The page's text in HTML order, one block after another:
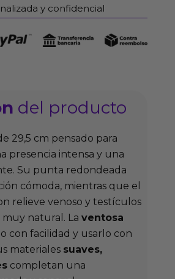
y confidencial
del producto
29,5 cm pensado para
presencia intensa y una
Su punta redondeada
cómoda, mientras que el
relieve venoso y testículos
natural. La ventosa
con facilidad y usarlo con
materiales suaves,
completan una